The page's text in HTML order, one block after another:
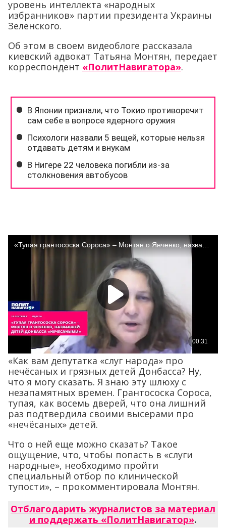
уровень интеллекта «народных
избранников» партии президента Украины
Зеленского.
Об этом в своем видеоблоге рассказала
киевский адвокат Татьяна Монтян, передает
корреспондент «ПолитНавигатора».
«Как вам депутатка «слуг народа» про
нечёсаных и грязных детей Донбасса? Ну,
что я могу сказать. Я знаю эту шлюху с
незапамятных времен. Грантососка Сороса,
тупая, как восемь дверей, что она лишний
раз подтвердила своими высерами про
«нечёсаных» детей.
Что о ней еще можно сказать? Такое
ощущение, что, чтобы попасть в «слуги
народные», необходимо пройти
специальный отбор по клинической
тупости», – прокомментировала Монтян.
Отблагодарить журналистов за материал
и поддержать «ПолитНавигатор».